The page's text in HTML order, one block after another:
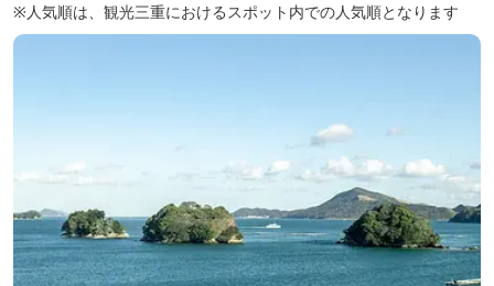
※人気順は、観光三重におけるスポット内での人気順となります